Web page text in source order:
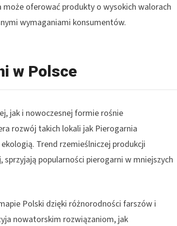
oferować produkty o wysokich walorach
wymaganiami konsumentów.
w Polsce
jak i nowoczesnej formie rośnie
rozwój takich lokali jak Pierogarnia
Trend rzemieślniczej produkcji
popularności pierogarni w mniejszych
Polski dzięki różnorodności farszów i
nowatorskim rozwiązaniom, jak